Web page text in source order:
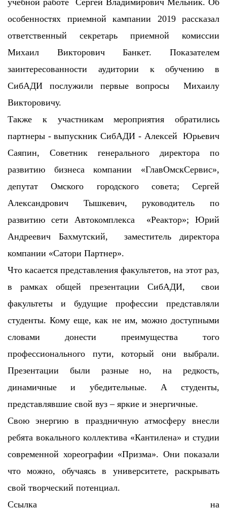
учебной работе Сергей Владимирович Мельник. Об
особенностях приемной кампании 2019 рассказал
ответственный секретарь приемной комиссии
Михаил Викторович Банкет. Показателем
заинтересованности аудитории к обучению в
СибАДИ послужили первые вопросы Михаилу
Викторовичу.
Также к участникам мероприятия обратились
партнеры - выпускник СибАДИ - Алексей Юрьевич
Саяпин, Советник генерального директора по
развитию бизнеса компании «ГлавОмскСервис»,
депутат Омского городского совета; Сергей
Александрович Тышкевич, руководитель по
развитию сети Автокомплекса «Реактор»; Юрий
Андреевич Бахмутский, заместитель директора
компании «Сатори Партнер».
Что касается представления факультетов, на этот раз,
в рамках общей презентации СибАДИ, свои
факультеты и будущие профессии представляли
студенты. Кому еще, как не им, можно доступными
словами донести преимущества того
профессионального пути, который они выбрали.
Презентации были разные но, на редкость,
динамичные и убедительные. А студенты,
представлявшие свой вуз – яркие и энергичные.
Свою энергию в праздничную атмосферу внесли
ребята вокального коллектива «Кантилена» и студии
современной хореографии «Призма». Они показали
что можно, обучаясь в университете, раскрывать
свой творческий потенциал.
Ссылка на